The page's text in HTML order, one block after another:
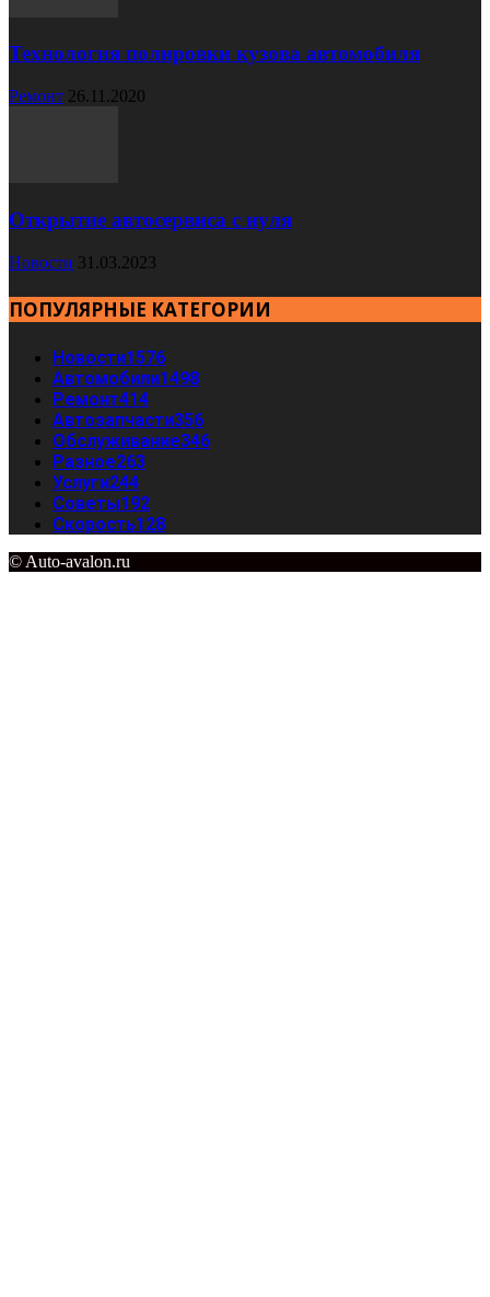
Технология полировки кузова автомобиля
Ремонт 26.11.2020
Открытие автосервиса с нуля
Новости 31.03.2023
ПОПУЛЯРНЫЕ КАТЕГОРИИ
Новости1576
Автомобили1498
Ремонт414
Автозапчасти356
Обслуживание346
Разное263
Услуги244
Советы192
Скорость128
© Auto-avalon.ru